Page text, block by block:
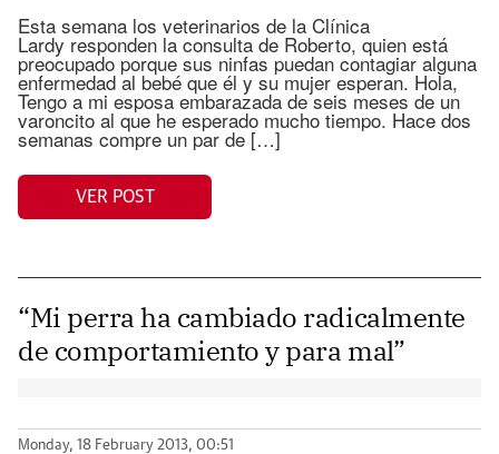
Esta semana los veterinarios de la Clínica
Lardy responden la consulta de Roberto, quien está
preocupado porque sus ninfas puedan contagiar alguna
enfermedad al bebé que él y su mujer esperan. Hola,
Tengo a mi esposa embarazada de seis meses de un
varoncito al que he esperado mucho tiempo. Hace dos
semanas compre un par de […]
VER POST
“Mi perra ha cambiado radicalmente
de comportamiento y para mal”
Monday, 18 February 2013, 00:51